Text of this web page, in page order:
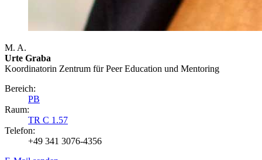
M. A.
Urte Graba
Koordinatorin Zentrum für Peer Education und Mentoring
Bereich:
PB
Raum:
TR C 1.57
Telefon:
+49 341 3076-4356